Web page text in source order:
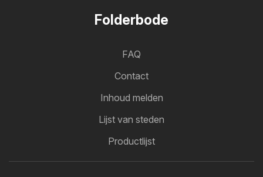
Folderbode
FAQ
Contact
Inhoud melden
Lijst van steden
Productlijst